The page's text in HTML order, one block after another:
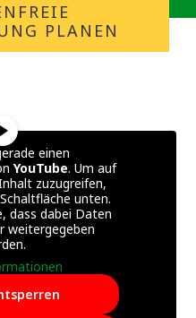
PLANEN
einen
YouTube. Um auf
zuzugreifen,
unten.
dass dabei Daten
weitergegeben